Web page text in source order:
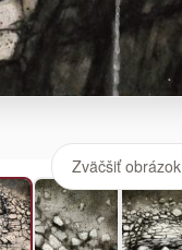
Zväčšiť obrázok